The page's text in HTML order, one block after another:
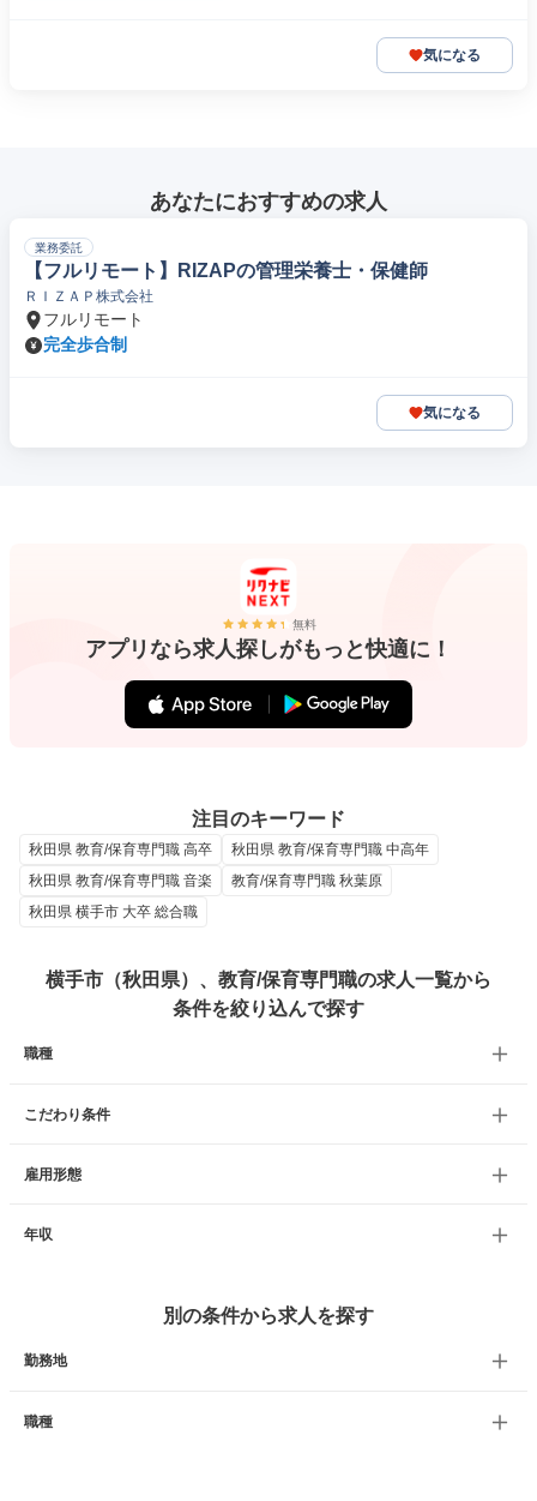
気になる
あなたにおすすめの求人
業務委託
【フルリモート】RIZAPの管理栄養士・保健師
ＲＩＺＡＰ株式会社
フルリモート
完全歩合制
気になる
無料
アプリなら求人探しがもっと快適に！
注目のキーワード
秋田県 教育/保育専門職 高卒
秋田県 教育/保育専門職 中高年
秋田県 教育/保育専門職 音楽
教育/保育専門職 秋葉原
秋田県 横手市 大卒 総合職
横手市（秋田県）、教育/保育専門職の求人一覧から
条件を絞り込んで探す
職種
こだわり条件
雇用形態
年収
別の条件から求人を探す
勤務地
職種